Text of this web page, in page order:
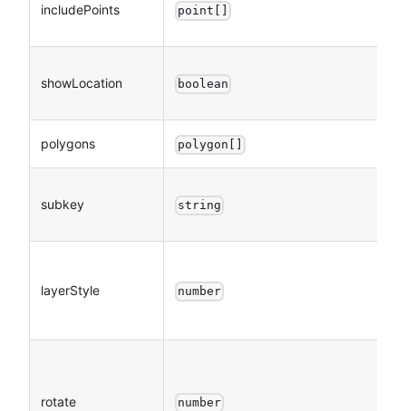
includePoints point[]
showLocation boolean
polygons polygon[]
subkey string
layerStyle number
rotate number